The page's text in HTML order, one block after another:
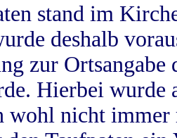
stand im
deshalb
zur
Hierbei wurde
wohl nicht